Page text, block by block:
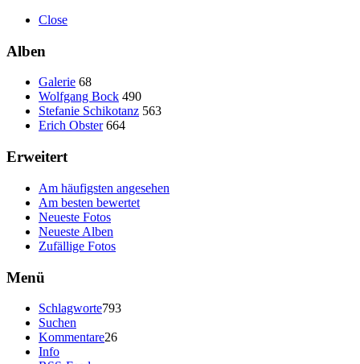
Close
Alben
Galerie 68
Wolfgang Bock 490
Stefanie Schikotanz 563
Erich Obster 664
Erweitert
Am häufigsten angesehen
Am besten bewertet
Neueste Fotos
Neueste Alben
Zufällige Fotos
Menü
Schlagworte793
Suchen
Kommentare26
Info